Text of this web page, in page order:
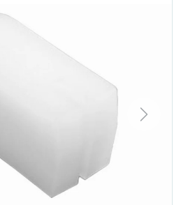
Next